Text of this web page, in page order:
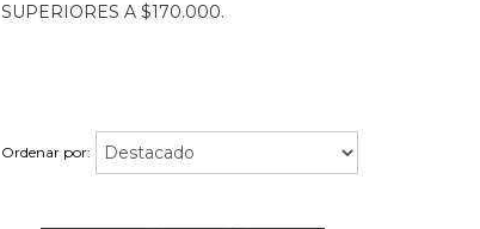
SUPERIORES A $170.000.
Ordenar por: